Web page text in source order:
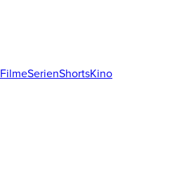
FilmeSerienShortsKino